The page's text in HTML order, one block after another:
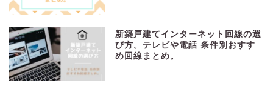
新築戸建てインターネット回線の選
び方。テレビや電話 条件別おすす
め回線まとめ。